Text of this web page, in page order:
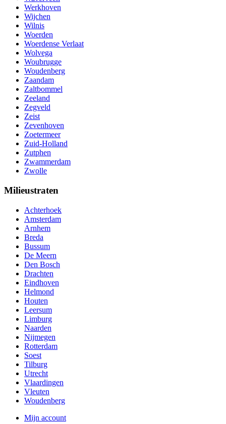
Werkhoven
Wijchen
Wilnis
Woerden
Woerdense Verlaat
Wolvega
Woubrugge
Woudenberg
Zaandam
Zaltbommel
Zeeland
Zegveld
Zeist
Zevenhoven
Zoetermeer
Zuid-Holland
Zutphen
Zwammerdam
Zwolle
Milieustraten
Achterhoek
Amsterdam
Arnhem
Breda
Bussum
De Meern
Den Bosch
Drachten
Eindhoven
Helmond
Houten
Leersum
Limburg
Naarden
Nijmegen
Rotterdam
Soest
Tilburg
Utrecht
Vlaardingen
Vleuten
Woudenberg
Mijn account